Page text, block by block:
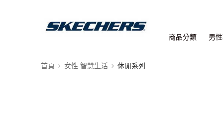
商品分類 男
首頁 女性 智慧生活 休閒系列